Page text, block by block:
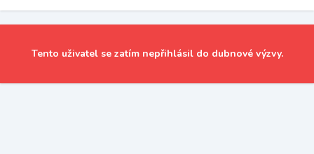
Tento uživatel se zatím nepřihlásil do dubnové výzvy.